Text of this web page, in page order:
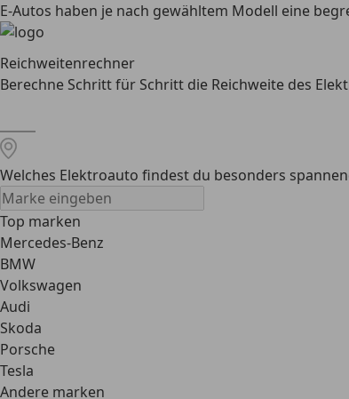
E-Autos haben je nach gewähltem Modell eine
Reichweitenrechner
Berechne Schritt für Schritt die Reichweite des
Welches Elektroauto findest du besonders
Top marken
Mercedes-Benz
BMW
Volkswagen
Audi
Skoda
Porsche
Tesla
Andere marken